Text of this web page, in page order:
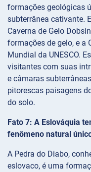
formações geológicas
subterrânea cativante.
Caverna de Gelo
formações de gelo, e a
Mundial da UNESCO.
visitantes com suas
e câmaras
pitorescas paisagens
do solo.
Fato 7: A Eslováquia
fenômeno natural
A Pedra do Diabo,
eslovaco, é uma